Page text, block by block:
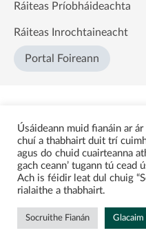
Ráiteas Príobháideachta
Ráiteas Inrochtaineacht
Portal Foireann
Úsáideann muid fianáin ar
chuí a thabhairt duit trí
agus do chuid cuairteanna
gach ceann’ tugann tú cead
Ach is féidir leat dul chuig
rialaithe a thabhairt.
Socruithe Fianán Glacaim